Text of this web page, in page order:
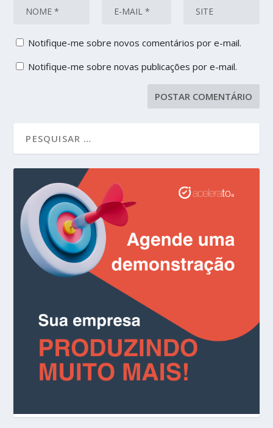
Notifique-me sobre novos comentários por e-mail.
Notifique-me sobre novas publicações por e-mail.